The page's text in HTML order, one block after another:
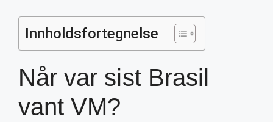
Innholdsfortegnelse
Når var sist Brasil
vant VM?